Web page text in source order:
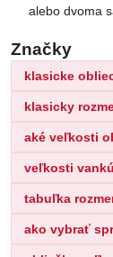
alebo dvoma
Značky
klasicke
klasicky
aké veľkosti
veľkosti
tabuľka
ako vybrať